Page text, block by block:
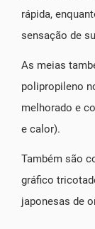
rápida,
sensação de
As meias
polipropileno
melhorado e
e calor).
Também são
gráfico
japonesas de